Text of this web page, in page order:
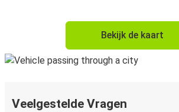
Bekijk de kaart
Veelgestelde Vragen